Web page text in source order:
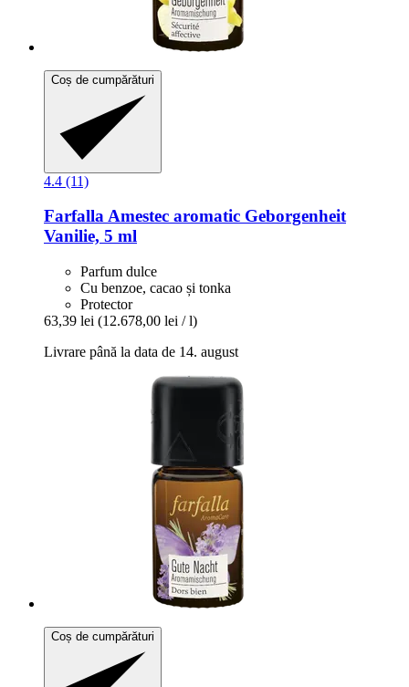
Coș de cumpărături
4.4 (11)
FarfallaAmestec aromatic Geborgenheit
Vanilie, 5 ml
Parfum dulce
Cu benzoe, cacao și tonka
Protector
63,39 lei (12.678,00 lei / l)
Livrare până la data de 14. august
Coș de cumpărături